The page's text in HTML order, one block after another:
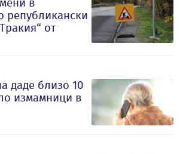
в
републикански
от
даде близо 10
измамници в